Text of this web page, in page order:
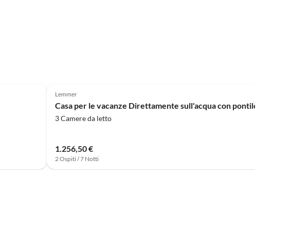
Lemmer
Casa per le vacanze Direttamente sull'acqua con pontile privato
3 Camere da letto
1.256,50 €
2 Ospiti / 7 Notti